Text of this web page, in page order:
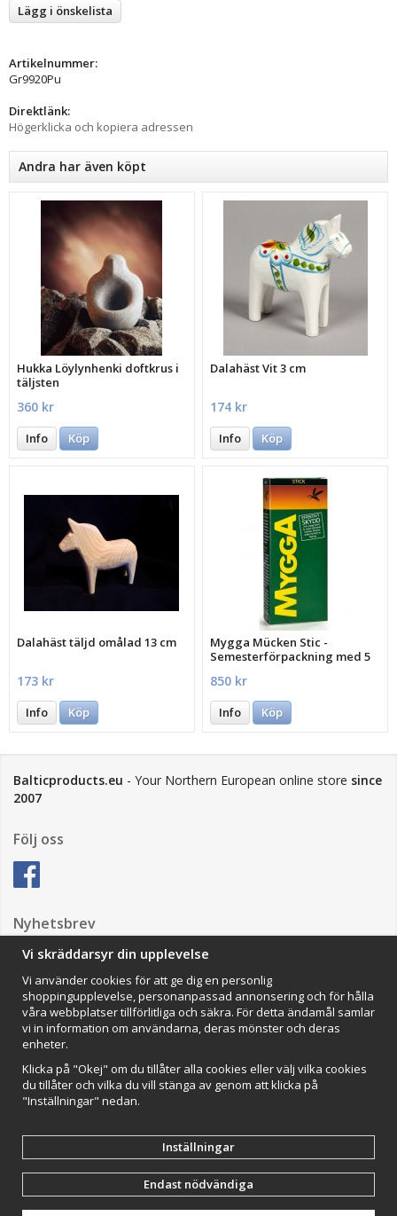
Lägg i önskelista
Artikelnummer:
Gr9920Pu
Direktlänk:
Högerklicka och kopiera adressen
Andra har även köpt
Hukka Löylynhenki doftkrus i
täljsten
360 kr
Info Köp
Dalahäst Vit 3 cm
174 kr
Info Köp
Dalahäst täljd omålad 13 cm
173 kr
Info Köp
Mygga Mücken Stic -
Semesterförpackning med 5
850 kr
Info Köp
Balticproducts.eu - Your Northern European online store since
2007
Följ oss
Nyhetsbrev
Impressum
VAMOS Commerce AB
Organisationsnummer: 559502-0453
Drift & produktion:Wikinggruppen
Vi skräddarsyr din upplevelse
Vi använder cookies för att ge dig en personlig
shoppingupplevelse, personanpassad annonsering och för hålla
våra webbplatser tillförlitliga och säkra. För detta ändamål samlar
vi in information om användarna, deras mönster och deras
enheter.
Klicka på "Okej" om du tillåter alla cookies eller välj vilka cookies
du tillåter och vilka du vill stänga av genom att klicka på
"Inställningar" nedan.
Inställningar
Endast nödvändiga